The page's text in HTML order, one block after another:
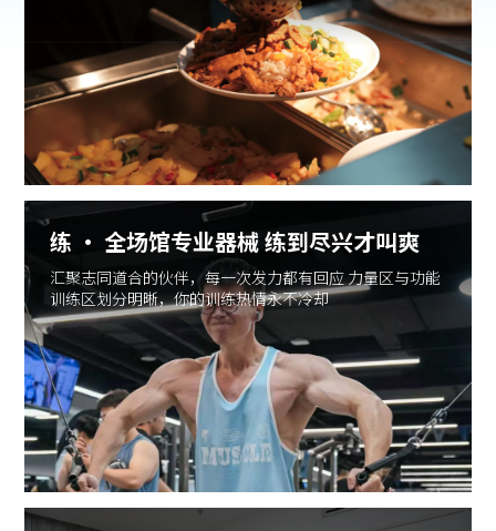
练 · 全场馆专业器械 练到尽兴才叫爽
汇聚志同道合的伙伴，每一次发力都有回应 力量区与功能
训练区划分明晰，你的训练热情永不冷却